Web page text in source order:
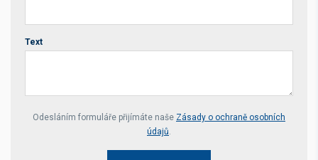
Text
Your website *
Odesláním formuláře přijímáte naše Zásady o ochraně osobních
údajů.